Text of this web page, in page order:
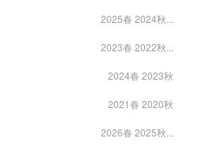
2025春 2024秋...
2023春 2022秋...
2024春 2023秋
2021春 2020秋
2026春 2025秋...